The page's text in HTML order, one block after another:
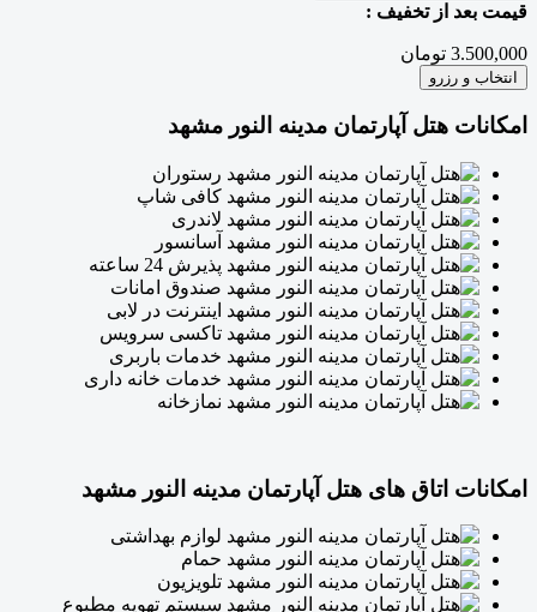
قیمت بعد از تخفیف :
3.500,000 تومان
انتخاب و رزرو
امکانات هتل آپارتمان مدینه النور مشهد
رستوران
کافی شاپ
لاندری
آسانسور
پذیرش 24 ساعته
صندوق امانات
اینترنت در لابی
تاکسی سرویس
خدمات باربری
خدمات خانه داری
نمازخانه
امکانات اتاق های هتل آپارتمان مدینه النور مشهد
لوازم بهداشتی
حمام
تلویزیون
سیستم تهویه مطبوع